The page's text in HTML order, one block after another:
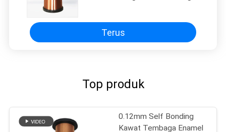
Terus
Top produk
0.12mm Self Bonding
Kawat Tembaga Enamel